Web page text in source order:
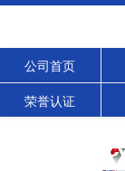
公司首页
荣誉认证